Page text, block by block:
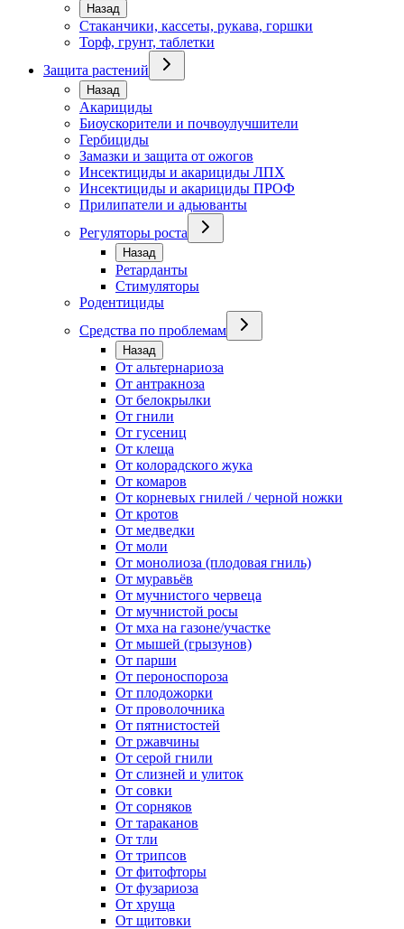
Назад
Стаканчики, кассеты, рукава, горшки
Торф, грунт, таблетки
Защита растений
Назад
Акарициды
Биоускорители и почвоулучшители
Гербициды
Замазки и защита от ожогов
Инсектициды и акарициды ЛПХ
Инсектициды и акарициды ПРОФ
Прилипатели и адьюванты
Регуляторы роста
Назад
Ретарданты
Стимуляторы
Родентициды
Средства по проблемам
Назад
От альтернариоза
От антракноза
От белокрылки
От гнили
От гусениц
От клеща
От колорадского жука
От комаров
От корневых гнилей / черной ножки
От кротов
От медведки
От моли
От монолиоза (плодовая гниль)
От муравьёв
От мучнистого червеца
От мучнистой росы
От мха на газоне/участке
От мышей (грызунов)
От парши
От пероноспороза
От плодожорки
От проволочника
От пятнистостей
От ржавчины
От серой гнили
От слизней и улиток
От совки
От сорняков
От тараканов
От тли
От трипсов
От фитофторы
От фузариоза
От хруща
От щитовки